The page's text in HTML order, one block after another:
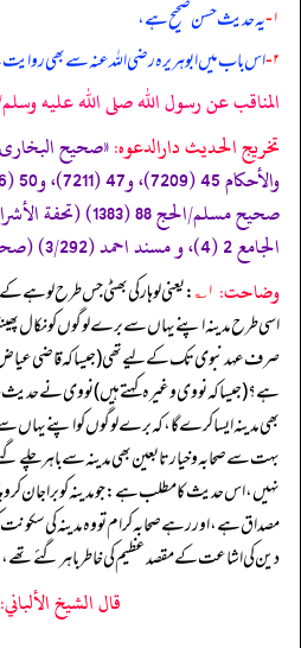
۱- یہ حدیث حسن صحیح ہے،
۲- اس باب میں ابوہریرہ رضی الله عنہ سے بھی
المناقب عن رسول الله صلى الله عليه وسلم/
تخریج الحدیث دارالدعوہ:
الجامع 2 (4)، و مسند احمد (3/292) (صحیح)»
وضاحت: ۱؎ : یعنی لوہار کی بھٹی جس طرح
اسی طرح مدینہ اپنے یہاں سے برے لوگوں کو نکال
صرف عہد نبوی تک کے لیے تھی (جیسا کہ قاضی عیاض
ہے؟ (جیسا کہ نووی وغیرہ کہتے ہیں) نووی نے
بھی مدینہ ایسا کرے گا، کہ برے لوگوں کو اپنے یہاں
بہت سے صحابہ و خیار تابعین بھی مدینہ سے باہر چلے
نہیں، اس حدیث کا مطلب ہے: جو مدینہ کو برا جان
مصداق ہے، اور رہے صحابہ کرام تو وہ مدینہ کی
دین کی اشاعت کے مقصد عظیم کی خاطر باہر گئے
قال الشيخ